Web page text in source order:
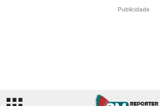
Publicidade